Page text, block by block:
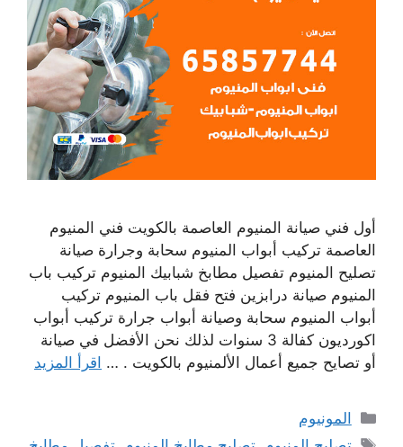
أول فني صيانة المنيوم العاصمة بالكويت فني المنيوم
العاصمة تركيب أبواب المنيوم سحابة وجرارة صيانة
تصليح المنيوم تفصيل مطابخ شبابيك المنيوم تركيب باب
المنيوم صيانة درابزين فتح فقل باب المنيوم تركيب
أبواب المنيوم سحابة وصيانة أبواب جرارة تركيب أبواب
اكورديون كفالة 3 سنوات لذلك نحن الأفضل في صيانة
أو تصايح جميع أعمال الألمنيوم بالكويت . … اقرأ المزيد
التصنيفات
المونيوم
الوسوم